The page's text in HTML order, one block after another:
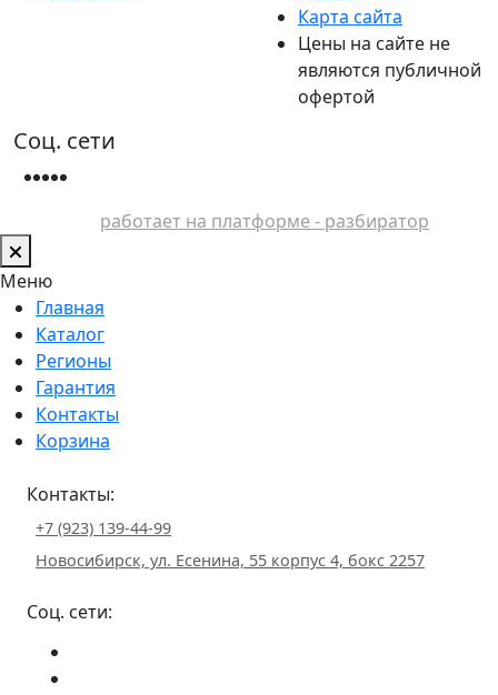
Карта сайта
Цены на сайте не
являются публичной
офертой
Соц. сети
работает на платформе - разбиратор
Меню
Главная
Каталог
Регионы
Гарантия
Контакты
Корзина
Контакты:
+7 (923) 139-44-99
Новосибирск, ул. Есенина, 55 корпус 4, бокс 2257
Соц. сети: